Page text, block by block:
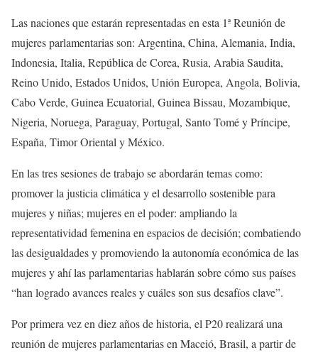
Las naciones que estarán representadas en esta 1ª Reunión de
mujeres parlamentarias son: Argentina, China, Alemania, India,
Indonesia, Italia, República de Corea, Rusia, Arabia Saudita,
Reino Unido, Estados Unidos, Unión Europea, Angola, Bolivia,
Cabo Verde, Guinea Ecuatorial, Guinea Bissau, Mozambique,
Nigeria, Noruega, Paraguay, Portugal, Santo Tomé y Príncipe,
España, Timor Oriental y México.
En las tres sesiones de trabajo se abordarán temas como:
promover la justicia climática y el desarrollo sostenible para
mujeres y niñas; mujeres en el poder: ampliando la
representatividad femenina en espacios de decisión; combatiendo
las desigualdades y promoviendo la autonomía económica de las
mujeres y ahí las parlamentarias hablarán sobre cómo sus países
“han logrado avances reales y cuáles son sus desafíos clave”.
Por primera vez en diez años de historia, el P20 realizará una
reunión de mujeres parlamentarias en Maceió, Brasil, a partir de